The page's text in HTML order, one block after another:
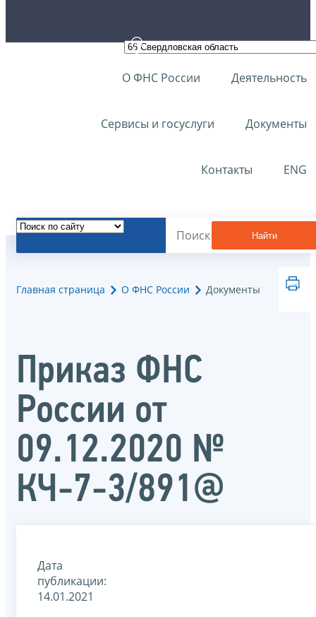
О ФНС России Деятельность
Сервисы и госуслуги Документы
Контакты ENG
Найти
Главная страница О ФНС России Документы
Приказ ФНС
России от
09.12.2020 №
КЧ-7-3/891@
Дата
публикации:
14.01.2021